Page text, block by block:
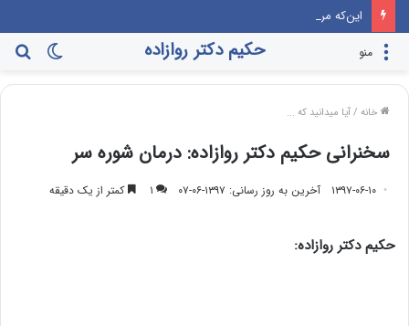
تغییر
پوسته
حکیم دکتر روازاده منو
خانه /آیا میدانید که ...
سخنرانی حکیم دکتر روازاده: درمان شوره سر
۱۳۹۷-۰۶-۱۰ آخرین به روز رسانی: ۱۳۹۷-۰۶-۰۷ ۱ کمتر از یک دقیقه
حکیم دکتر روازاده: